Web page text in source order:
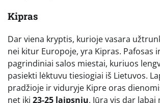
Kipras
Dar viena kryptis, kurioje vasara
nei kitur Europoje, yra Kipras. Pafosas
pagrindiniai salos miestai, kuriuos
pasiekti lėktuvu tiesiogiai iš Lietuvos.
pradžioje ir viduryje Kipre oras
net iki 23-25 laipsnių. Jūra vis dar labai